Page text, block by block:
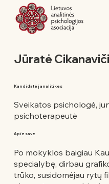
Jūratė
Kandidatė į analitikes
Sveikatos psichologė,
psichoterapeutė
Apie save
Po mokyklos baigiau
specialybę, dirbau
trūko, susidomėjau rytų